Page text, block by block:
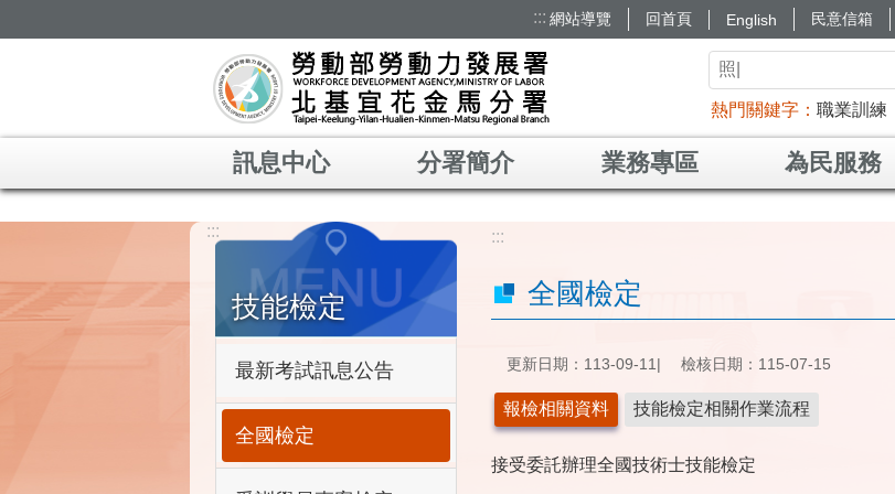
::: 網站導覽 回首頁 English 民意信箱
熱門關鍵字 職業訓練
訊息中心 分署簡介 業務專區 為民服務
:::
技能檢定
最新考試訊息公告
全國檢定
:::
全國檢定
更新日期：113-09-11 檢核日期：115-07-15
報檢相關資料 技能檢定相關作業流程
接受委託辦理全國技術士技能檢定